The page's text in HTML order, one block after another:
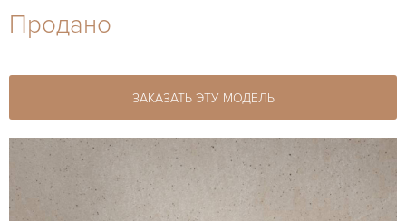
27-44
Продано
ЗАКАЗАТЬ ЭТУ МОДЕЛЬ